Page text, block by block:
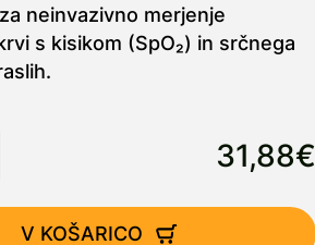
neinvazivno merjenje
s kisikom (SpO₂) in srčnega
31,88€
V KOŠARICO